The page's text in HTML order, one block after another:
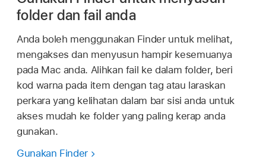
folder dan fail anda
Anda boleh menggunakan Finder untuk melihat,
mengakses dan menyusun hampir kesemuanya
pada Mac anda. Alihkan fail ke dalam folder, beri
kod warna pada item dengan tag atau laraskan
perkara yang kelihatan dalam bar sisi anda untuk
akses mudah ke folder yang paling kerap anda
gunakan.
Gunakan Finder